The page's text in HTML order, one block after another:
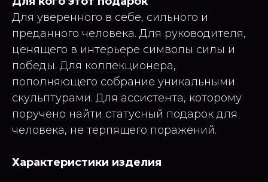
Для уверенного в себе, сильного и
преданного человека. Для руководителя,
ценящего в интерьере символы силы и
победы. Для коллекционера,
пополняющего собрание уникальными
скульптурами. Для ассистента, которому
поручено найти статусный подарок для
человека, не терпящего поражений.
Характеристики изделия